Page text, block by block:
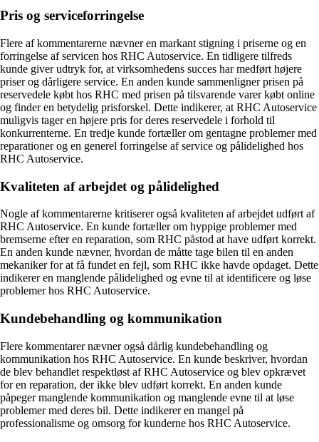
Pris og serviceforringelse
Flere af kommentarerne nævner en markant stigning i priserne og en
forringelse af servicen hos RHC Autoservice. En tidligere tilfreds
kunde giver udtryk for, at virksomhedens succes har medført højere
priser og dårligere service. En anden kunde sammenligner prisen på
reservedele købt hos RHC med prisen på tilsvarende varer købt online
og finder en betydelig prisforskel. Dette indikerer, at RHC Autoservice
muligvis tager en højere pris for deres reservedele i forhold til
konkurrenterne. En tredje kunde fortæller om gentagne problemer med
reparationer og en generel forringelse af service og pålidelighed hos
RHC Autoservice.
Kvaliteten af arbejdet og pålidelighed
Nogle af kommentarerne kritiserer også kvaliteten af arbejdet udført af
RHC Autoservice. En kunde fortæller om hyppige problemer med
bremserne efter en reparation, som RHC påstod at have udført korrekt.
En anden kunde nævner, hvordan de måtte tage bilen til en anden
mekaniker for at få fundet en fejl, som RHC ikke havde opdaget. Dette
indikerer en manglende pålidelighed og evne til at identificere og løse
problemer hos RHC Autoservice.
Kundebehandling og kommunikation
Flere kommentarer nævner også dårlig kundebehandling og
kommunikation hos RHC Autoservice. En kunde beskriver, hvordan
de blev behandlet respektløst af RHC Autoservice og blev opkrævet
for en reparation, der ikke blev udført korrekt. En anden kunde
påpeger manglende kommunikation og manglende evne til at løse
problemer med deres bil. Dette indikerer en mangel på
professionalisme og omsorg for kunderne hos RHC Autoservice.